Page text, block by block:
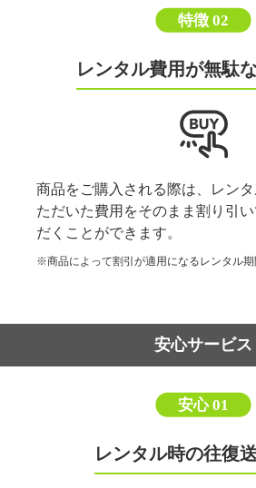
特徴 02
レンタル費用が無駄
商品をご購入される際は、レン
ただいた費用をそのまま割り引
だくことができます。
※商品によって割引が適用になるレンタル期
安心サービス
安心 01
レンタル時の往復